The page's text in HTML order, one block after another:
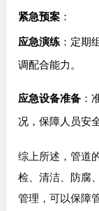
紧急预案 ：
应急演练 ：定期
调配合能力。
应急设备准备 ：
况，保障人员安
综上所述，管道
检、清洁、防腐
管理，可以保障